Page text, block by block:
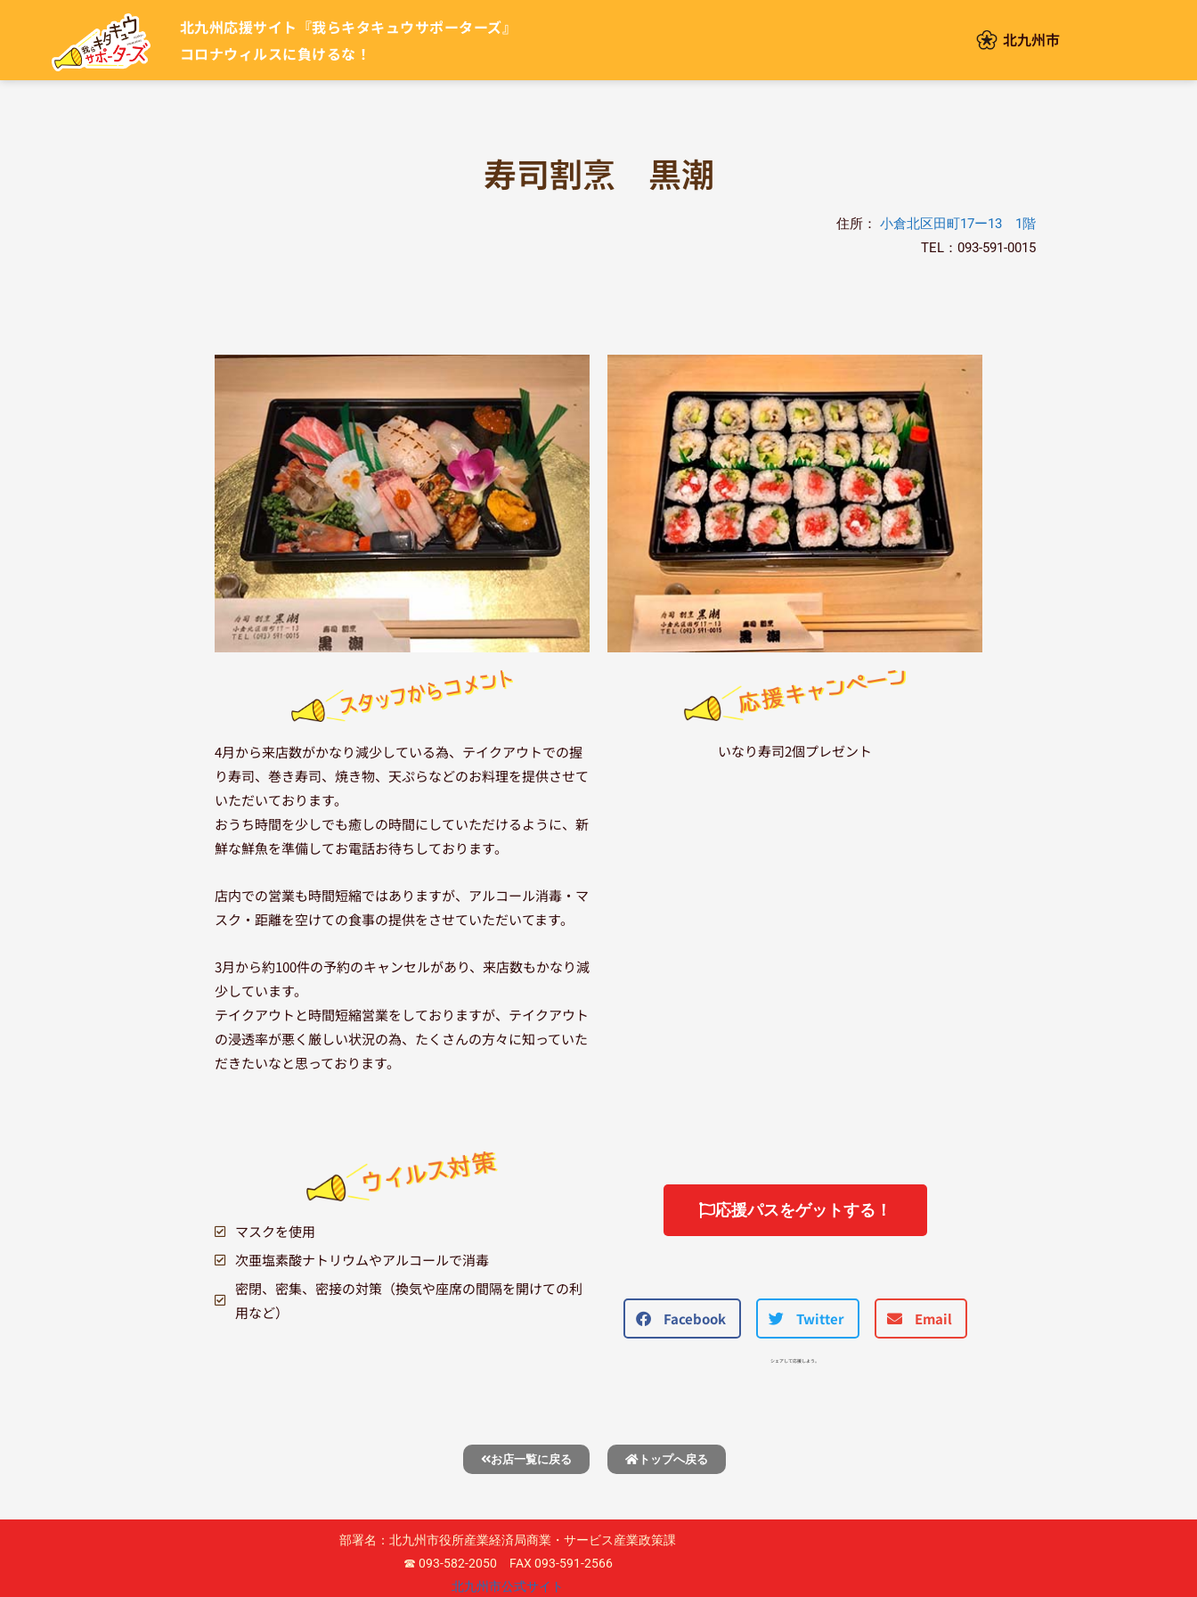
ス
北九州応援サイト『我らキタキュウサポーターズ』
コロナウィルスに負けるな！
北九州市
寿司割烹 黒潮
住所： 小倉北区田町17ー13 1階
TEL：093-591-0015
4月から来店数がかなり減少している為、テイクアウトでの握
り寿司、巻き寿司、焼き物、天ぷらなどのお料理を提供させて
いただいております。
おうち時間を少しでも癒しの時間にしていただけるように、新
鮮な鮮魚を準備してお電話お待ちしております。
店内での営業も時間短縮ではありますが、アルコール消毒・マ
スク・距離を空けての食事の提供をさせていただいてます。
3月から約100件の予約のキャンセルがあり、来店数もかなり減
少しています。
テイクアウトと時間短縮営業をしておりますが、テイクアウト
の浸透率が悪く厳しい状況の為、たくさんの方々に知っていた
だきたいなと思っております。
いなり寿司2個プレゼント
マスクを使用
次亜塩素酸ナトリウムやアルコールで消毒
密閉、密集、密接の対策（換気や座席の間隔を開けての利
用など）
応援パスをゲットする！
Facebook Twitter Email
シェアして応援しよう。
お店一覧に戻る トップへ戻る
部署名：北九州市役所産業経済局商業・サービス産業政策課
☎︎ 093-582-2050 FAX 093-591-2566
北九州市公式サイト